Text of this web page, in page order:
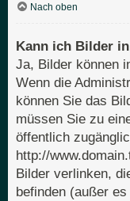
Nach oben
Kann ich Bilder
Ja, Bilder können
Wenn die
können Sie das
müssen Sie zu
öffentlich
http://
Bilder verlinken,
befinden (außer